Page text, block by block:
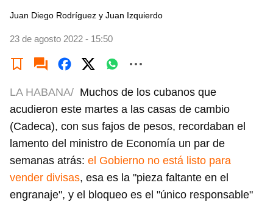
Juan Diego Rodríguez y Juan Izquierdo
23 de agosto 2022 - 15:50
LA HABANA/ Muchos de los cubanos que
acudieron este martes a las casas de cambio
(Cadeca), con sus fajos de pesos, recordaban el
lamento del ministro de Economía un par de
semanas atrás: el Gobierno no está listo para
vender divisas, esa es la "pieza faltante en el
engranaje", y el bloqueo es el "único responsable"